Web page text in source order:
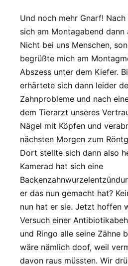
Und noch mehr Gnarf!
sich am Montagabend dann
Nicht bei uns Menschen,
begrüßte mich am
Abszess unter dem Kiefer.
erhärtete sich dann leider
Zahnprobleme und nach
dem Tierarzt unseres
Nägel mit Köpfen und
nächsten Morgen zum
Dort stellte sich dann also
Kamerad hat sich eine
er das nun gemacht hat?
nun hat er sie. Jetzt hoffen
Versuch einer
und Ringo alle seine Zähne
wäre nämlich doof, weil
davon raus müssten. Wir